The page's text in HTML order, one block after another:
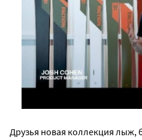
Друзья новая коллекция лыж,